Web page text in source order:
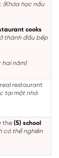
(Khóa học nấu
cooks
thành đầu bếp
hai năm)
restaurant
tại một nhà
the (5) school
có thể nghiên